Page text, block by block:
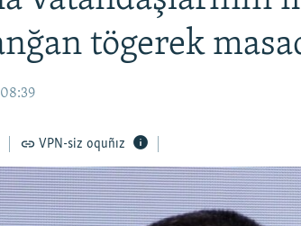
tögerek
VPN-siz oquñız